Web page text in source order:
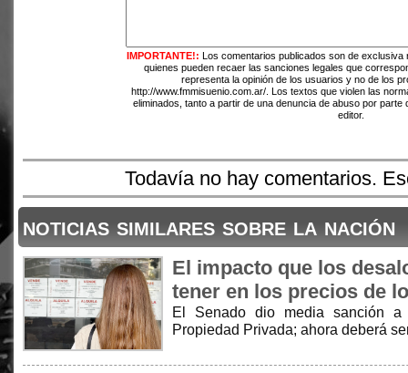
IMPORTANTE!: Los comentarios publicados son de
quienes pueden recaer las sanciones legales que
representa la opinión de los usuarios y no de los
http://www.fmmisuenio.com.ar/. Los textos que violen las
eliminados, tanto a partir de una denuncia de abuso por
editor.
Todavía no hay comentarios.
noticias similares sobre la nación
El impacto que los
tener en los precios de
El Senado dio media sanción
Propiedad Privada; ahora deberá